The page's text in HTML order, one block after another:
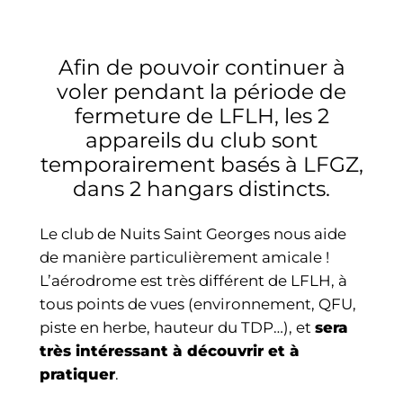
Afin de pouvoir continuer à
voler pendant la période de
fermeture de LFLH, les 2
appareils du club sont
temporairement basés à LFGZ,
dans 2 hangars distincts.
Le club de Nuits Saint Georges nous aide
de manière particulièrement amicale !
L’aérodrome est très différent de LFLH, à
tous points de vues (environnement, QFU,
piste en herbe, hauteur du TDP…), et sera
très intéressant à découvrir et à
pratiquer.